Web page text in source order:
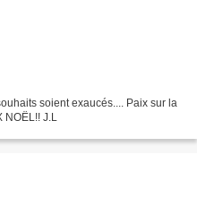
soient exaucés.... Paix sur la
NOËL!! J.L